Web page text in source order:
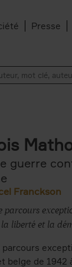
Presse
guerre
Franckson
parcours
liberté et la
belge de 1942